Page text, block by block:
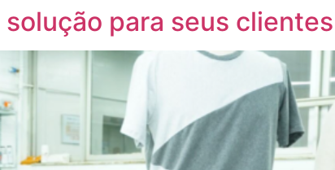
para seus clientes